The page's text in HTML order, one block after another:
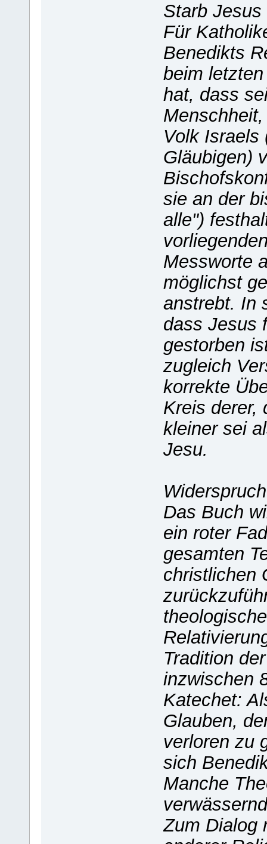
Starb
Für
Benedikts
beim
hat, dass
Volk Israels
Gläubigen)
sie an der
alle")
Messworte
möglichst
anstrebt. In
dass Jesus
gestorben
zugleich
korrekte
Kreis derer,
kleiner sei
Jesu.
Das Buch
ein roter
gesamten
christlichen
Tradition
inzwischen
Katechet:
Glauben,
verloren zu
sich
Manche
Zum Dialog